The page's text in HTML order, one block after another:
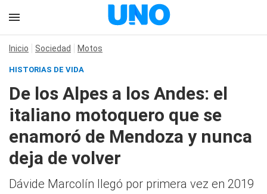
Inicio Sociedad Motos
HISTORIAS DE VIDA
De los Alpes a los Andes: el
italiano motoquero que se
enamoró de Mendoza y nunca
deja de volver
Dávide Marcolín llegó por primera vez en 2019